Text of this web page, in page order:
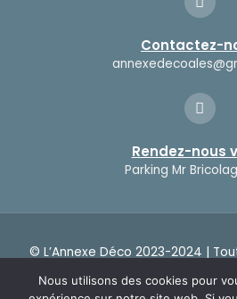
Contactez-
Rendez-nous
Parking Mr
© L’Annexe Déco 2023-2024 |
Mentions
Nous utilisons des cookies pour